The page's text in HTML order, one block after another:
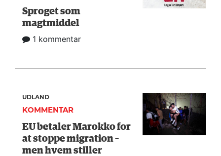
Sproget som
magtmiddel
1 kommentar
UDLAND
KOMMENTAR
EU betaler Marokko for
at stoppe migration –
men hvem stiller